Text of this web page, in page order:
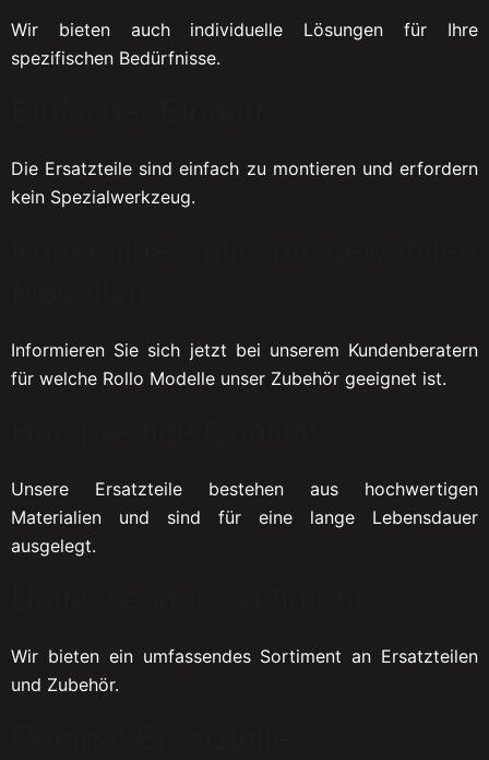
Wir bieten auch individuelle Lösungen für Ihre
spezifischen Bedürfnisse.
Die Ersatzteile sind einfach zu montieren und erfordern
kein Spezialwerkzeug.
Informieren Sie sich jetzt bei unserem Kundenberatern
für welche Rollo Modelle unser Zubehör geeignet ist.
Unsere Ersatzteile bestehen aus hochwertigen
Materialien und sind für eine lange Lebensdauer
ausgelegt.
Wir bieten ein umfassendes Sortiment an Ersatzteilen
und Zubehör.